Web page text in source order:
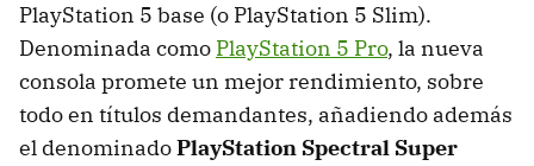
PlayStation 5 base (o PlayStation 5 Slim).
Denominada como PlayStation 5 Pro, la nueva
consola promete un mejor rendimiento, sobre
todo en títulos demandantes, añadiendo además
el denominadoPlayStation Spectral Super